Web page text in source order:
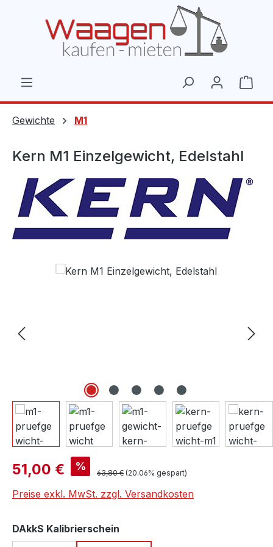
Gewichte M1
Kern M1 Einzelgewicht, Edelstahl
Bildergalerie überspringen
Verkaufspreis:
51,00 € % Regulärer Preis:
63,80 € (20.06% gespart)
Preise exkl. MwSt. zzgl. Versandkosten
DAkkS Kalibrierschein